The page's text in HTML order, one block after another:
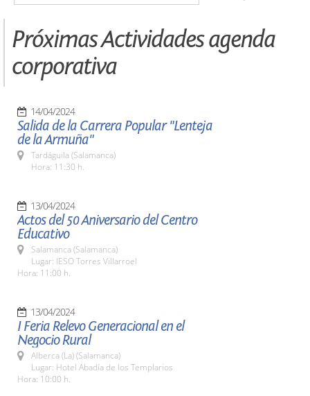
Próximas Actividades agenda
corporativa
14/04/2024
Salida de la Carrera Popular "Lenteja
de la Armuña"
Tardáguila (Salamanca)
Hora: 11:30 h.
13/04/2024
Actos del 50 Aniversario del Centro
Educativo
Salamanca (Salamanca)
Lugar: IESO Torres Villarroel
Hora: 11:00 h.
13/04/2024
I Feria Relevo Generacional en el
Negocio Rural
Alberca (La) (Salamanca)
Lugar: Hotel Abadía de los Templarios
Hora: 10:00 h.